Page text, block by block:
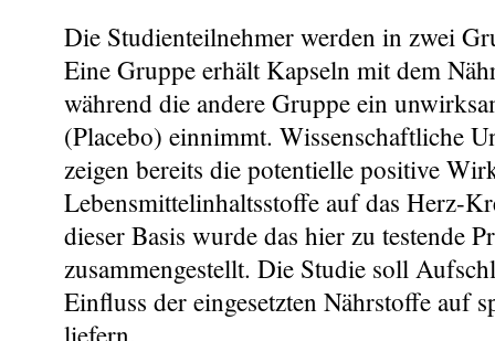
Die Studienteilnehmer werden in zwei
Eine Gruppe erhält Kapseln mit dem
während die andere Gruppe ein
(Placebo) einnimmt. Wissenschaftliche
zeigen bereits die potentielle positive
Lebensmittelinhaltsstoffe auf das Herz-
dieser Basis wurde das hier zu testende
zusammengestellt. Die Studie soll
Einfluss der eingesetzten Nährstoffe auf